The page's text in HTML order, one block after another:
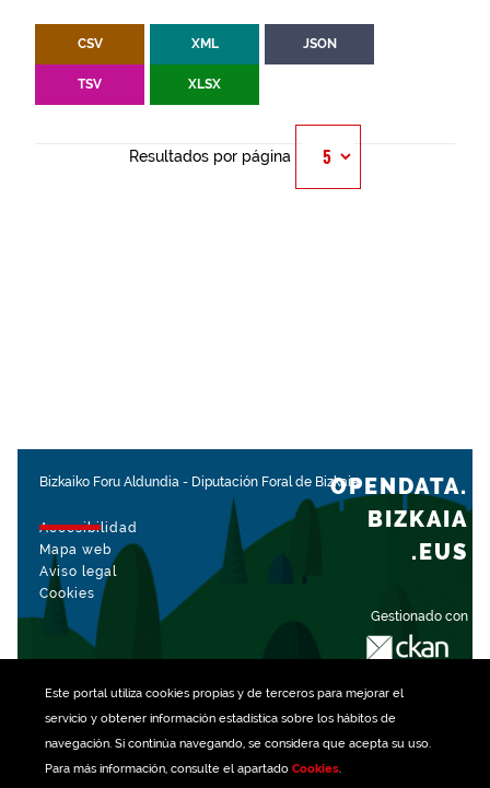
Este portal utiliza cookiespropias y de terceros para mejorar el
servicio y obtener información estadística sobre los hábitos de
navegación. Si continúa navegando, se considera que acepta su uso.
Para más información, consulte el apartado Cookies.
CSV XML JSON
TSV XLSX
Resultados por página
Bizkaiko Foru Aldundia - Diputación Foral de Bizkaia
Accesibilidad
Mapa web
Aviso legal
Cookies
Gestionado con
OPENDATA.
BIZKAIA
.EUS